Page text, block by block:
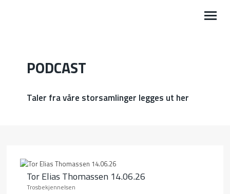
OM OSS
PODCAST
Taler fra våre storsamlinger legges ut her
Tor Elias Thomassen 14.06.26
Trosbekjennelsen